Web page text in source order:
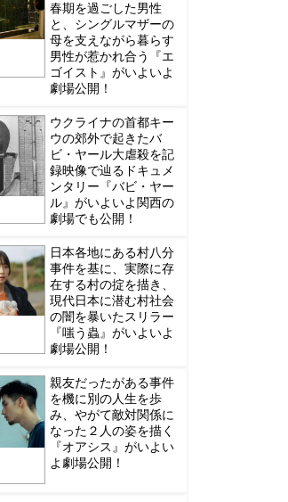
春期を過ごした男性
と、シングルマザーの
母を支えながら暮らす
男性が惹かれ合う『エ
ゴイスト』がいよいよ
劇場公開！
ウクライナの首都キー
ウの郊外で起きたバ
ビ・ヤール大虐殺を記
録映像で辿るドキュメ
ンタリー『バビ・ヤー
ル』がいよいよ関西の
劇場でも公開！
日本各地にある村八分
事件を基に、実際に存
在する村の掟を描き、
現代日本に潜む村社会
の闇を暴いたスリラー
『嗤う蟲』がいよいよ
劇場公開！
親友だったがある事件
を機に別の人生を歩
み、やがて敵対関係に
なった２人の姿を描く
『オアシス』がいよい
よ劇場公開！